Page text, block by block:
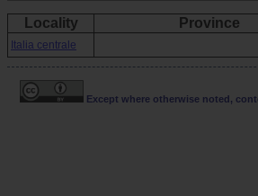
Locality Province
Italia centrale
Except where otherwise noted,